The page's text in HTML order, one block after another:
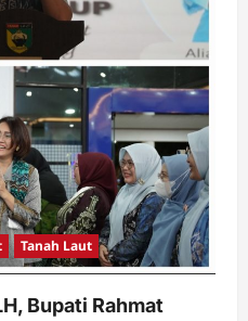
Tanah Laut
Bupati Rahmat